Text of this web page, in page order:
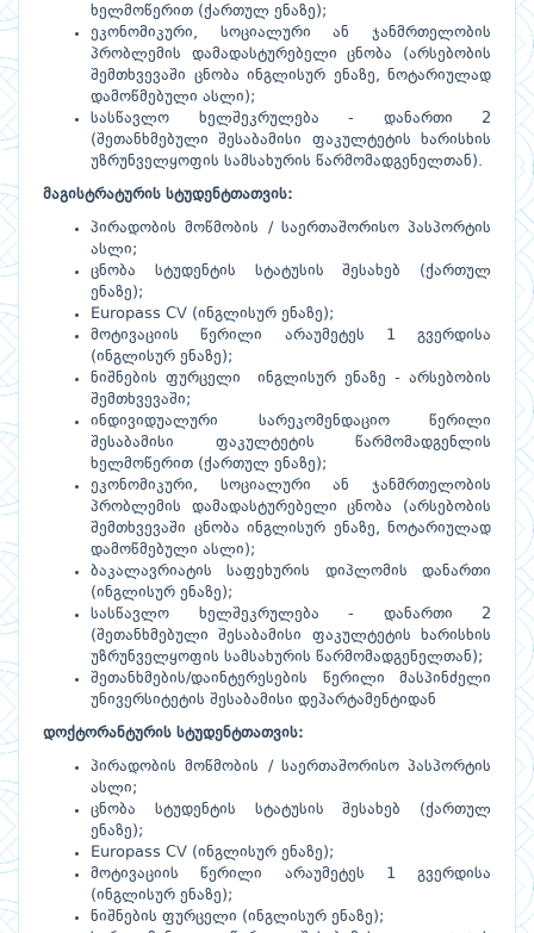
ხელმოწერით (ქართულ ენაზე);
ეკონომიკური, სოციალური ან ჯანმრთელობის
პრობლემის დამადასტურებელი ცნობა (არსებობის
შემთხვევაში ცნობა ინგლისურ ენაზე, ნოტარიულად
დამოწმებული ასლი);
სასწავლო ხელშეკრულება - დანართი 2
(შეთანხმებული შესაბამისი ფაკულტეტის ხარისხის
უზრუნველყოფის სამსახურის წარმომადგენელთან).
მაგისტრატურის სტუდენტთათვის:
პირადობის მოწმობის / საერთაშორისო პასპორტის
ასლი;
ცნობა სტუდენტის სტატუსის შესახებ (ქართულ
ენაზე);
Europass CV (ინგლისურ ენაზე);
მოტივაციის წერილი არაუმეტეს 1 გვერდისა
(ინგლისურ ენაზე);
ნიშნების ფურცელი ინგლისურ ენაზე - არსებობის
შემთხვევაში;
ინდივიდუალური სარეკომენდაციო წერილი
შესაბამისი ფაკულტეტის წარმომადგენლის
ხელმოწერით (ქართულ ენაზე);
ეკონომიკური, სოციალური ან ჯანმრთელობის
პრობლემის დამადასტურებელი ცნობა (არსებობის
შემთხვევაში ცნობა ინგლისურ ენაზე, ნოტარიულად
დამოწმებული ასლი);
ბაკალავრიატის საფეხურის დიპლომის დანართი
(ინგლისურ ენაზე);
სასწავლო ხელშეკრულება - დანართი 2
(შეთანხმებული შესაბამისი ფაკულტეტის ხარისხის
უზრუნველყოფის სამსახურის წარმომადგენელთან);
შეთანხმების/დაინტერესების წერილი მასპინძელი
უნივერსიტეტის შესაბამისი დეპარტამენტიდან
დოქტორანტურის სტუდენტთათვის:
პირადობის მოწმობის / საერთაშორისო პასპორტის
ასლი;
ცნობა სტუდენტის სტატუსის შესახებ (ქართულ
ენაზე);
Europass CV (ინგლისურ ენაზე);
მოტივაციის წერილი არაუმეტეს 1 გვერდისა
(ინგლისურ ენაზე);
ნიშნების ფურცელი (ინგლისურ ენაზე);